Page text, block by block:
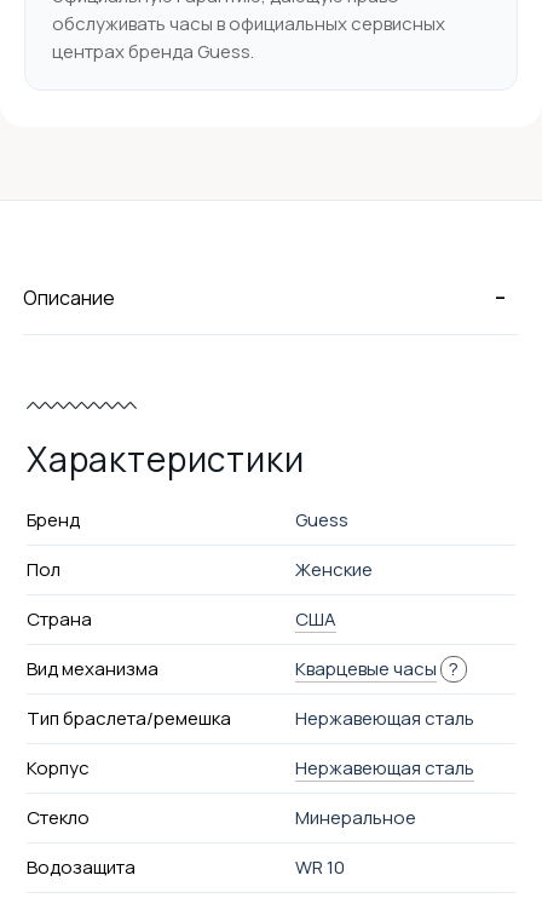
обслуживать часы в официальных сервисных
центрах бренда Guess.
-
Описание
Характеристики
Бренд
Guess
Пол
Женские
Страна
США
Вид механизма
Кварцевые часы ?
Тип браслета/ремешка
Нержавеющая сталь
Корпус
Нержавеющая сталь
Стекло
Минеральное
Водозащита
WR 10